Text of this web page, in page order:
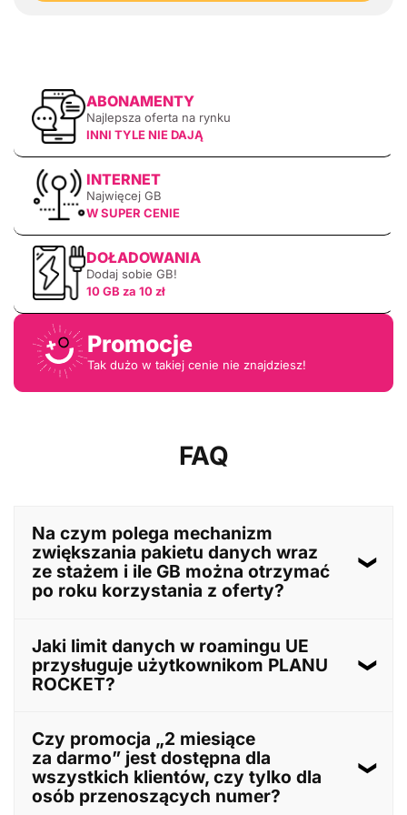
ABONAMENTY
Najlepsza oferta na rynku
INNI TYLE NIE DAJĄ
INTERNET
Najwięcej GB
W SUPER CENIE
DOŁADOWANIA
Dodaj sobie GB!
10 GB za 10 zł
Promocje
Tak dużo w takiej cenie nie znajdziesz!
FAQ
Na czym polega mechanizm
zwiększania pakietu danych wraz
ze stażem i ile GB można otrzymać
po roku korzystania z oferty?
Mechanizm zwiększania pakietu danych w ofercie
PLAN ROCKET polega na stopniowym przyznawaniu
dodatkowych gigabajtów w miarę wydłużania okresu
korzystania z usługi. Na początku użytkownik
Dodatkowo, za terminowe opłacanie faktur,
przyznawany jest bonus 40 GB miesięcznie.
W efekcie, po roku sumaryczny miesięczny pakiet
danych może wynosić nawet 540 GB.
Jaki limit danych w roamingu UE
przysługuje użytkownikom PLANU
ROCKET?
Użytkownicy PLANU ROCKET mają do dyspozycji 17
GB danych miesięcznie w roamingu na terenie Unii
Europejskiej. Po wykorzystaniu tego limitu, dalsza
transmisja danych w roamingu może wiązać się
z dodatkowymi opłatami zgodnie z cennikiem
Czy promocja „2 miesiące
za darmo” jest dostępna dla
wszystkich klientów, czy tylko dla
osób przenoszących numer?